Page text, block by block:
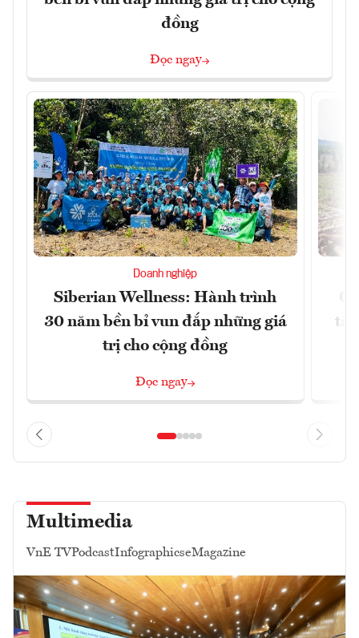
đồng
Đọc ngay
Doanh nghiệp
Siberian Wellness: Hành trình
30 năm bền bỉ vun đắp những giá
trị cho cộng đồng
Đọc ngay
Multimedia
VnE TVPodcastInfographicseMagazine